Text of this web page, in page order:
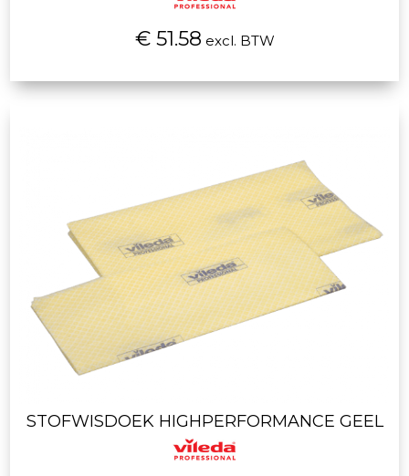
€ 51.58 excl. BTW
STOFWISDOEK HIGHPERFORMANCE GEEL